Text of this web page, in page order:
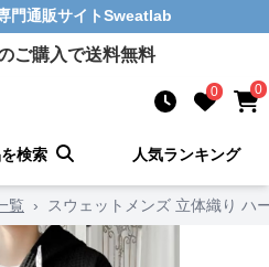
門通販サイトSweatlab
ご購入で送料無料
0 0
検索 人気ランキング
覧 › スウェットメンズ 立体織り ハ